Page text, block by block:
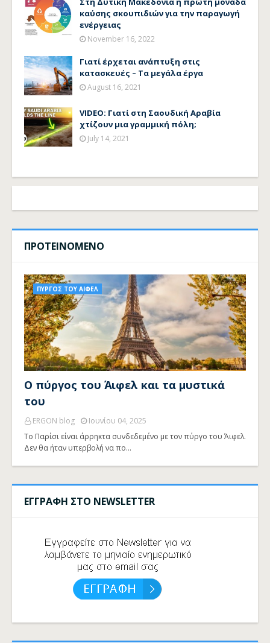
καύσης σκουπιδιών για την παραγωγή
ενέργειας
November 16, 2022
Γιατί έρχεται ανάπτυξη στις
κατασκευές – Τα μεγάλα έργα
August 16, 2021
VIDEO: Γιατί στη Σαουδική Αραβία
χτίζουν μια γραμμική πόλη;
July 14, 2021
ΠΡΟΤΕΙΝΟΜΕΝΟ
ΠΥΡΓΟΣ ΤΟΥ ΑΙΦΕΛ
Ο πύργος του Άιφελ και τα μυστικά
του
ERGON blog
Ιουνίου 04, 2025
Το Παρίσι είναι άρρηκτα συνδεδεμένο με τον πύργο του Άιφελ.
Δεν θα ήταν υπερβολή να πο…
ΕΓΓΡΑΦΗ ΣΤΟ NEWSLETTER